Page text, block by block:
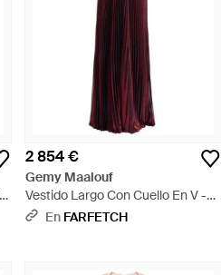
2 854 €
Gemy Maalouf
Vestido Largo Con Cuello En V -
Morado
En FARFETCH